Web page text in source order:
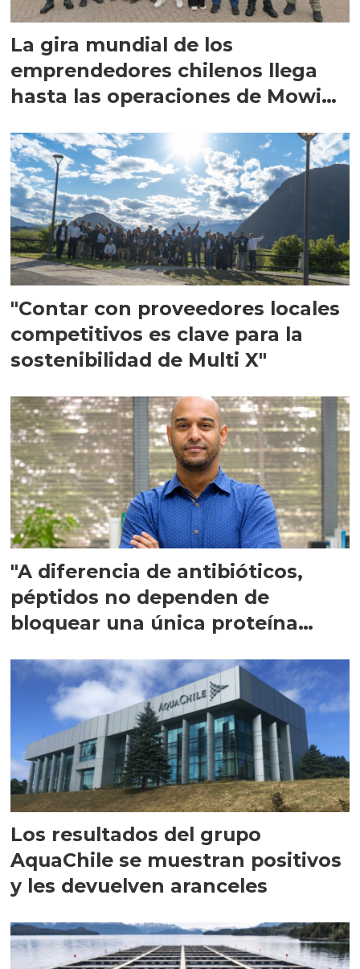
La gira mundial de los
emprendedores chilenos llega
hasta las operaciones de Mowi
"Contar con proveedores locales
competitivos es clave para la
sostenibilidad de Multi X"
"A diferencia de antibióticos,
péptidos no dependen de
bloquear una única proteína
Los resultados del grupo
AquaChile se muestran positivos
y les devuelven aranceles